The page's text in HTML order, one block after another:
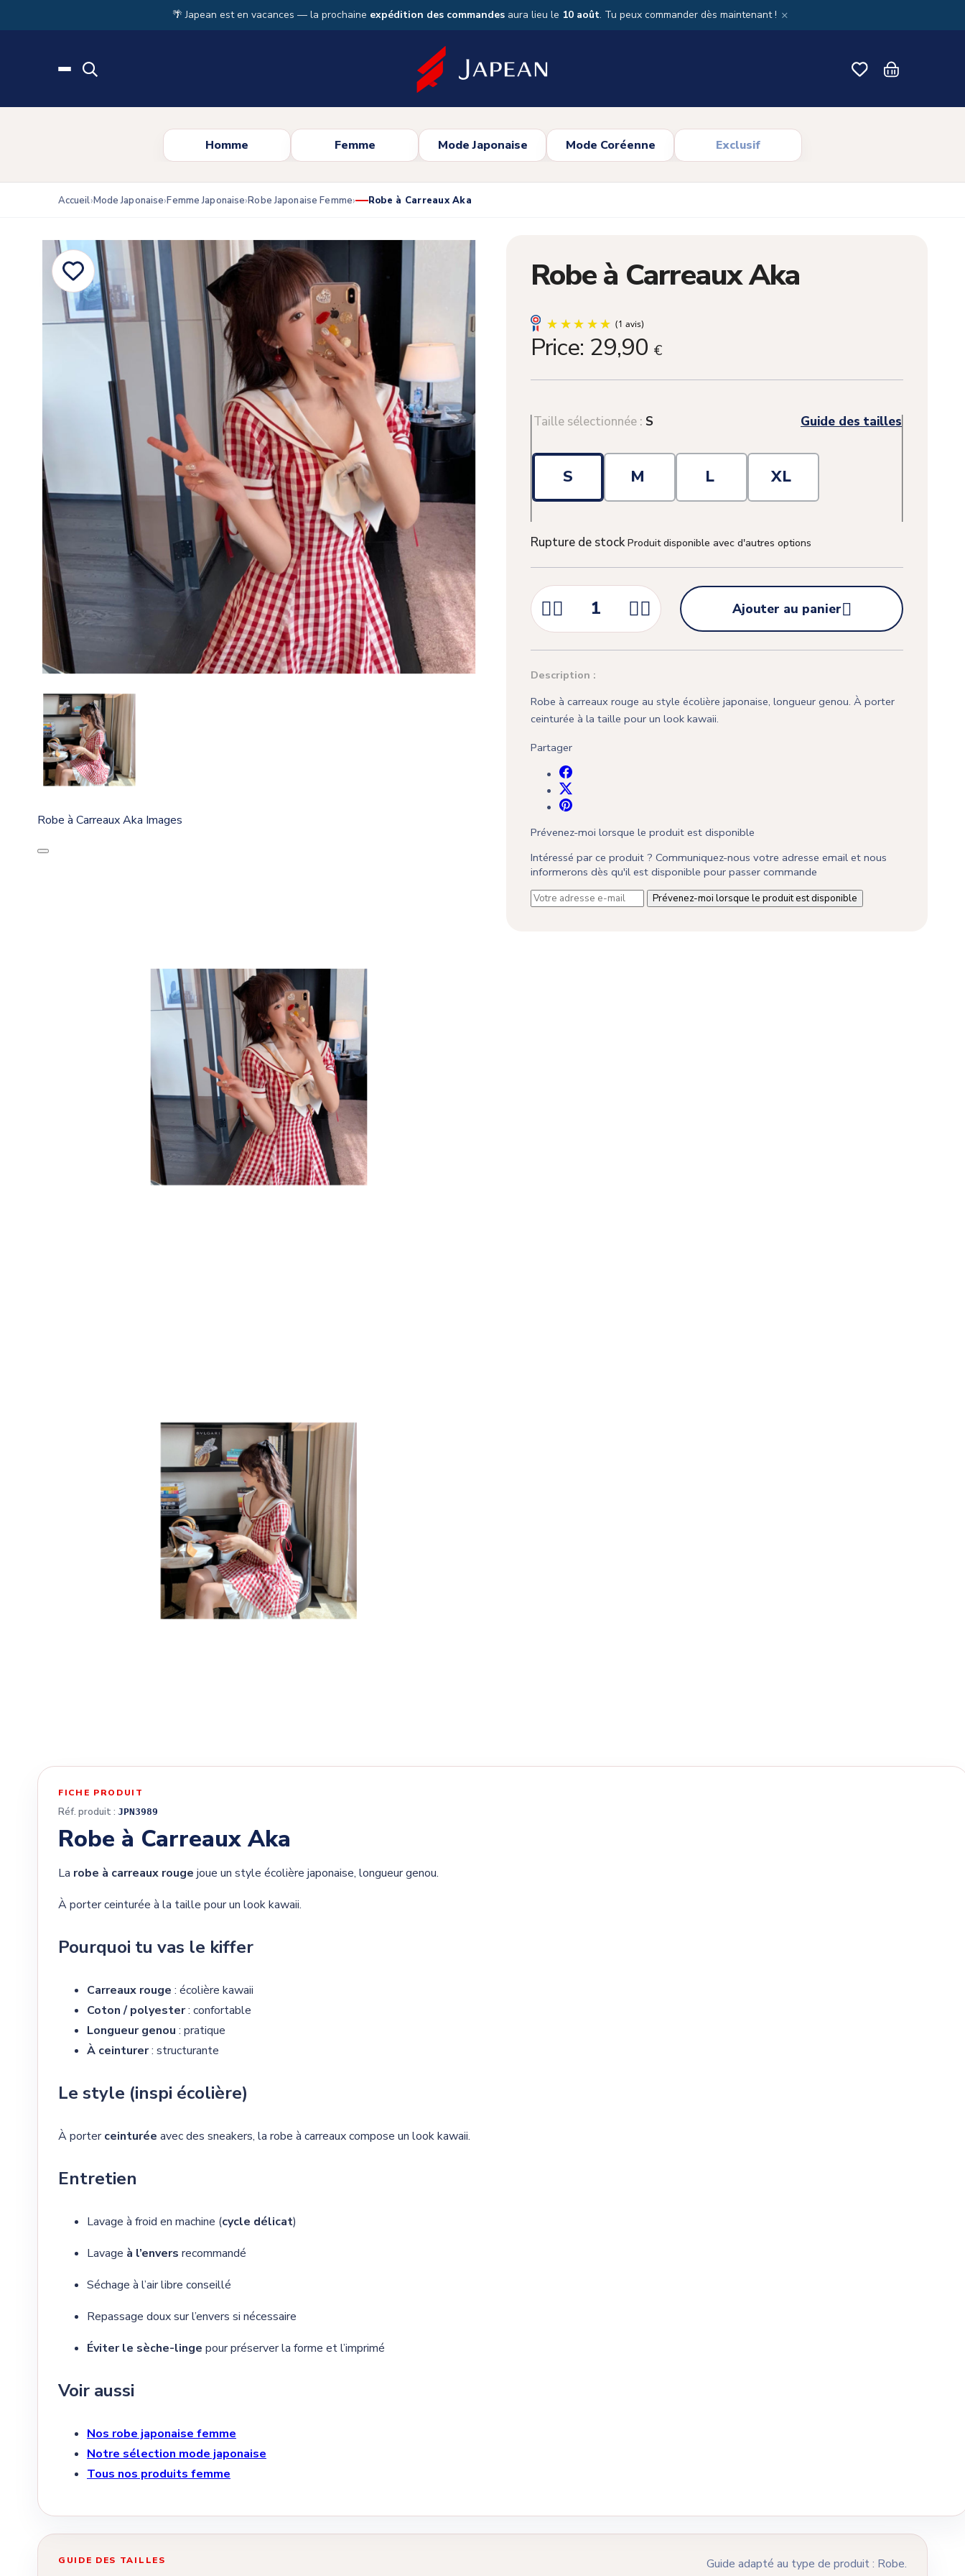
🌴 Japean est en vacances — la prochaine expédition des commandes aura lieu le 10 août. Tu peux commander dès maintenant ! ×
Homme Femme Mode Japonaise Mode Coréenne Exclusif
Accueil Mode Japonaise Femme Japonaise Robe Japonaise Femme Robe à Carreaux Aka
Robe à Carreaux Aka Images
Robe à Carreaux Aka
(1 avis)
Price: 29,90 €
Taille sélectionnée : S Guide des tailles
S M L XL
Rupture de stock Produit disponible avec d'autres options
  
Ajouter au panier
Description :
Robe à carreaux rouge au style écolière japonaise, longueur genou. À porter
ceinturée à la taille pour un look kawaii.
Partager
Prévenez-moi lorsque le produit est disponible
Intéressé par ce produit ? Communiquez-nous votre adresse email et nous
informerons dès qu'il est disponible pour passer commande
Prévenez-moi lorsque le produit est disponible
FICHE PRODUIT
Réf. produit : JPN3989
Robe à Carreaux Aka
La robe à carreaux rouge joue un style écolière japonaise, longueur genou.
À porter ceinturée à la taille pour un look kawaii.
Pourquoi tu vas le kiffer
Carreaux rouge : écolière kawaii
Coton / polyester: confortable
Longueur genou : pratique
À ceinturer: structurante
Le style (inspi écolière)
À porterceinturée avec des sneakers, la robe à carreaux compose un look kawaii.
Entretien
Lavage à froid en machine (cycle délicat)
Lavage à l’envers recommandé
Séchage à l’air libre conseillé
Repassage doux sur l’envers si nécessaire
Éviter le sèche-linge pour préserver la forme et l’imprimé
Voir aussi
Nos robe japonaise femme
Notre sélection mode japonaise
Tous nos produits femme
GUIDE DES TAILLES Guide adapté au type de produit : Robe.